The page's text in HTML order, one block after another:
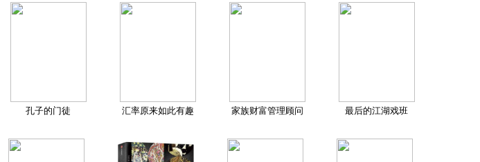
孔子的门徒 汇率原来如此有趣 家族财富管理顾问 最后的江湖戏班